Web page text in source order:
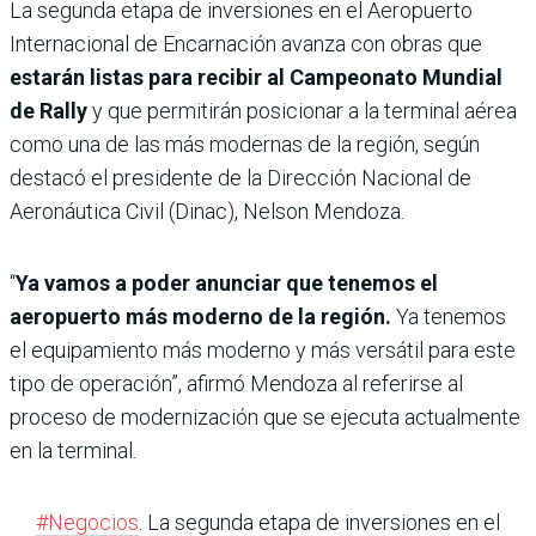
La segunda etapa de inversiones en el Aeropuerto
Internacional de Encarnación avanza con obras que
estarán listas para recibir al Campeonato Mundial
de Rallyy que permitirán posicionar a la terminal aérea
como una de las más modernas de la región, según
destacó el presidente de la Dirección Nacional de
Aeronáutica Civil (Dinac), Nelson Mendoza.
“Ya vamos a poder anunciar que tenemos el
aeropuerto más moderno de la región. Ya tenemos
el equipamiento más moderno y más versátil para este
tipo de operación”, afirmó Mendoza al referirse al
proceso de modernización que se ejecuta actualmente
en la terminal.
#Negocios . La segunda etapa de inversiones en el